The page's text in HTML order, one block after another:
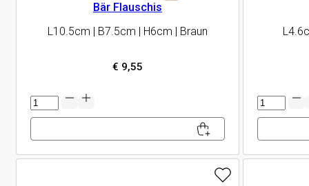
Bär Flauschis
L10.5cm | B7.5cm | H6cm | Braun
€ 9,55
Bär
Flauschis
Menge
Menge